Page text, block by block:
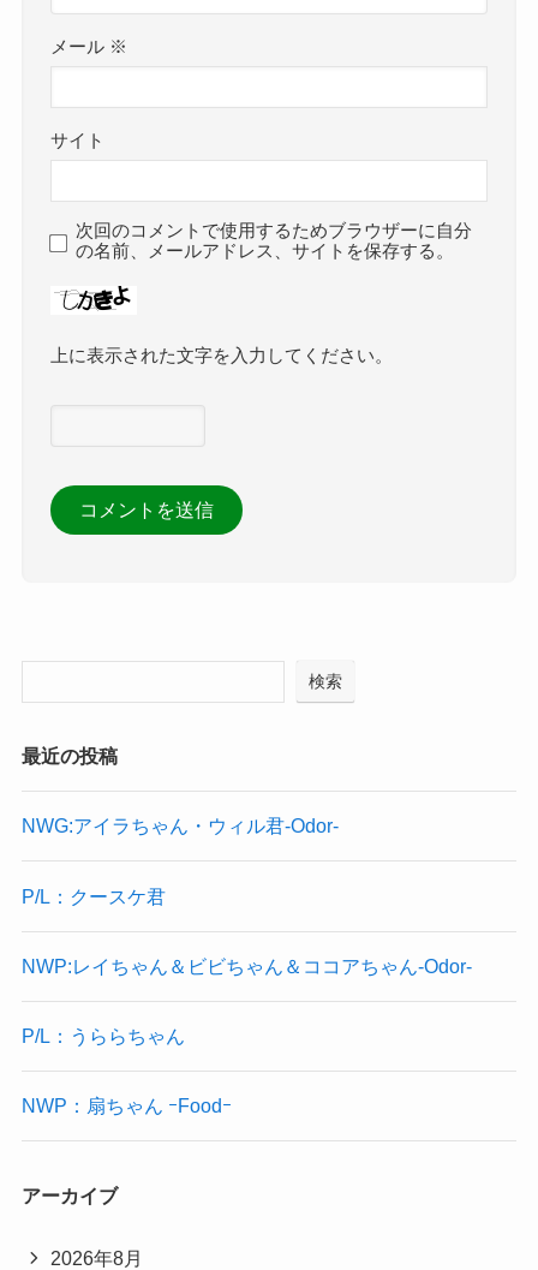
メール ※
サイト
次回のコメントで使用するためブラウザーに自分
の名前、メールアドレス、サイトを保存する。
上に表示された文字を入力してください。
検索
最近の投稿
NWG:アイラちゃん・ウィル君-Odor-
P/L：クースケ君
NWP:レイちゃん＆ビビちゃん＆ココアちゃん-Odor-
P/L：うららちゃん
NWP：扇ちゃん ｰFoodｰ
アーカイブ
2026年8月